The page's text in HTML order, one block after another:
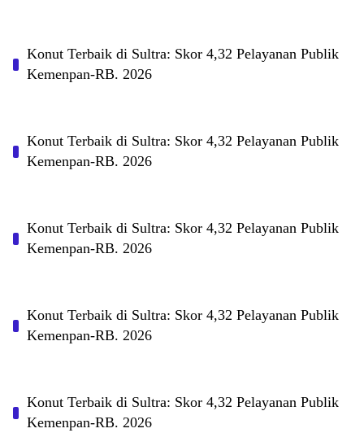
Konut Terbaik di Sultra: Skor 4,32 Pelayanan Publik
Kemenpan-RB. 2026
Konut Terbaik di Sultra: Skor 4,32 Pelayanan Publik
Kemenpan-RB. 2026
Konut Terbaik di Sultra: Skor 4,32 Pelayanan Publik
Kemenpan-RB. 2026
Konut Terbaik di Sultra: Skor 4,32 Pelayanan Publik
Kemenpan-RB. 2026
Konut Terbaik di Sultra: Skor 4,32 Pelayanan Publik
Kemenpan-RB. 2026